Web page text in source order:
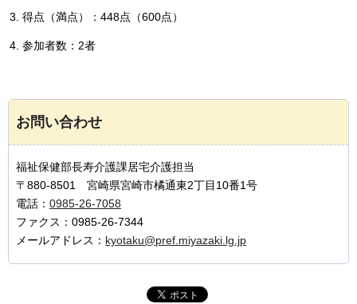
得点（満点）：448点（600点）
参加者数：2者
お問い合わせ
福祉保健部長寿介護課居宅介護担当
〒880-8501 宮崎県宮崎市橘通東2丁目10番1号
電話： 0985-26-7058
ファクス：0985-26-7344
メールアドレス： kyotaku@pref.miyazaki.lg.jp